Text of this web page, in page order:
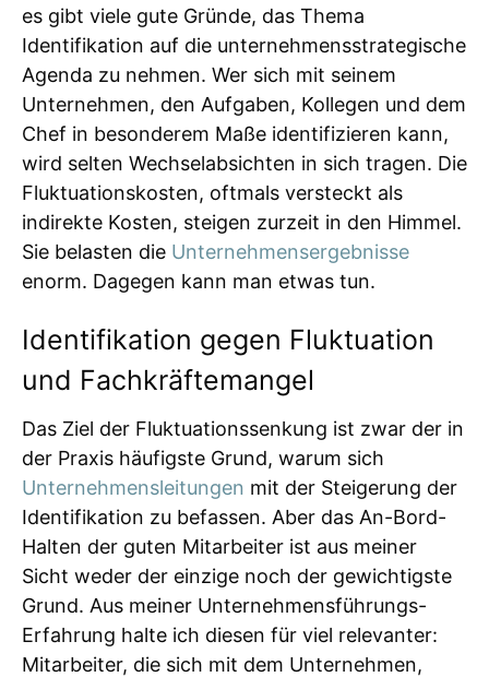
es gibt viele gute Gründe, das Thema
Identifikation auf die unternehmensstrategische
Agenda zu nehmen. Wer sich mit seinem
Unternehmen, den Aufgaben, Kollegen und dem
Chef in besonderem Maße identifizieren kann,
wird selten Wechselabsichten in sich tragen. Die
Fluktuationskosten, oftmals versteckt als
indirekte Kosten, steigen zurzeit in den Himmel.
Sie belasten die Unternehmensergebnisse
enorm. Dagegen kann man etwas tun.
Identifikation gegen Fluktuation
und Fachkräftemangel
Das Ziel der Fluktuationssenkung ist zwar der in
der Praxis häufigste Grund, warum sich
Unternehmensleitungen mit der Steigerung der
Identifikation zu befassen. Aber das An-Bord-
Halten der guten Mitarbeiter ist aus meiner
Sicht weder der einzige noch der gewichtigste
Grund. Aus meiner Unternehmensführungs-
Erfahrung halte ich diesen für viel relevanter:
Mitarbeiter, die sich mit dem Unternehmen,